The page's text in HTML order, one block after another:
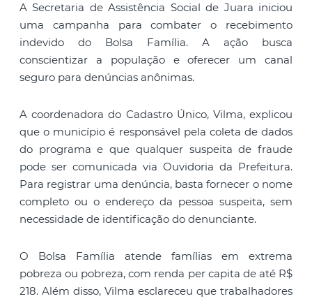
A Secretaria de Assistência Social de Juara iniciou
uma campanha para combater o recebimento
indevido do Bolsa Família. A ação busca
conscientizar a população e oferecer um canal
seguro para denúncias anônimas.
A coordenadora do Cadastro Único, Vilma, explicou
que o município é responsável pela coleta de dados
do programa e que qualquer suspeita de fraude
pode ser comunicada via Ouvidoria da Prefeitura.
Para registrar uma denúncia, basta fornecer o nome
completo ou o endereço da pessoa suspeita, sem
necessidade de identificação do denunciante.
O Bolsa Família atende famílias em extrema
pobreza ou pobreza, com renda per capita de até R$
218. Além disso, Vilma esclareceu que trabalhadores